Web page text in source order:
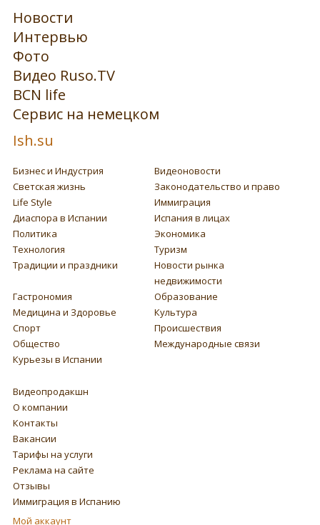
Новости
Интервью
Фото
Видео Ruso.TV
BCN life
Сервис на немецком
Ish.su
Бизнес и Индустрия
Видеоновости
Светская жизнь
Законодательство и право
Life Style
Иммиграция
Диаспора в Испании
Испания в лицах
Политика
Экономика
Технология
Туризм
Традиции и праздники
Новости рынка
недвижимости
Гастрономия
Образование
Медицина и Здоровье
Культура
Спорт
Происшествия
Общество
Международные связи
Курьезы в Испании
Видеопродакшн
О компании
Контакты
Вакансии
Тарифы на услуги
Реклама на сайте
Отзывы
Иммиграция в Испанию
Мой аккаунт